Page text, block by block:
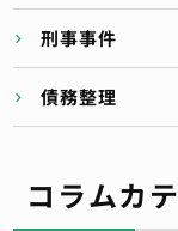
刑事事件
債務整理
コラムカ